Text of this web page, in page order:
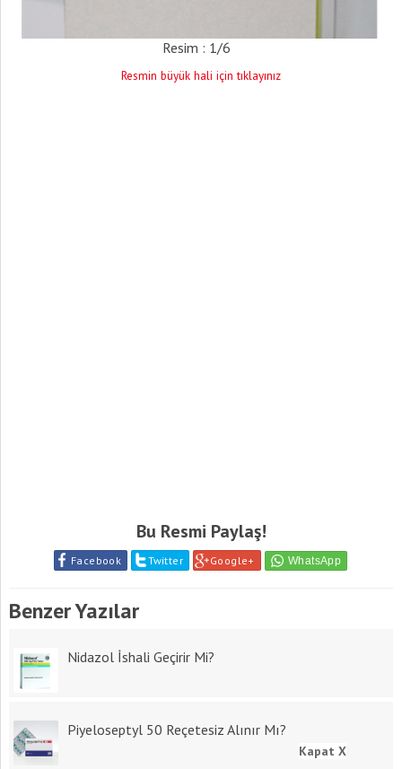
Resim : 1/6
Resmin büyük hali için tıklayınız
Bu Resmi Paylaş!
Facebook Twitter Google+
Benzer Yazılar
Nidazol İshali Geçirir Mi?
Piyeloseptyl 50 Reçetesiz Alınır Mı?
Kapat X